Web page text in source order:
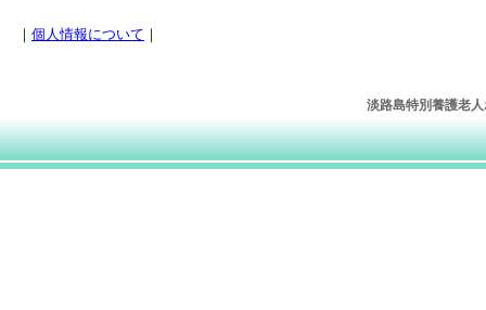
｜ 個人情報について ｜
淡路島特別養護老